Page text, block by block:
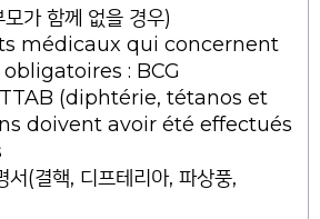
가 함께 없을 경우)
médicaux qui concernent
: BCG
(diphtérie, tétanos et
doivent avoir été effectués
서(결핵, 디프테리아, 파상풍,